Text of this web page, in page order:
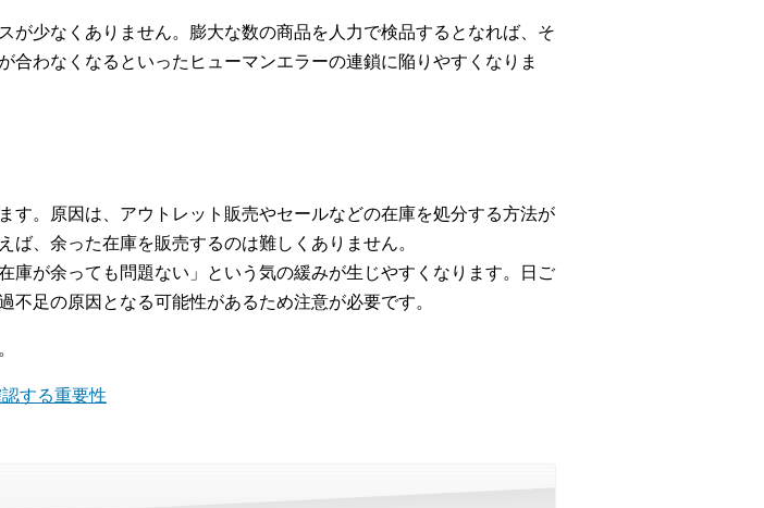
が少なくありません。膨大な数の商品を人力で検品するとなれば、そ
わなくなるといったヒューマンエラーの連鎖に陥りやすくなりま
す。原因は、アウトレット販売やセールなどの在庫を処分する方法が
、余った在庫を販売するのは難しくありません。
庫が余っても問題ない」という気の緩みが生じやすくなります。日ご
足の原因となる可能性があるため注意が必要です。
する重要性